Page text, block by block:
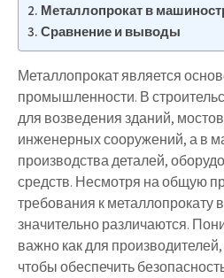
Металлопрокат в
Сравнение и выводы
Металлопрокат является
промышленности. В
для возведения зданий,
инженерных сооружений, а в
производства деталей,
средств. Несмотря на общую
требования к металлопрокату
значительно различаются.
важно как для производителей,
чтобы обеспечить